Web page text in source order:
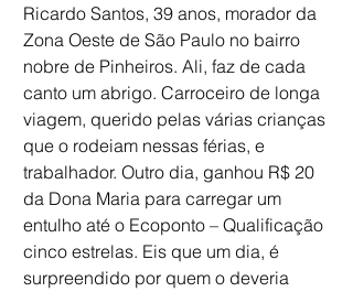
Ricardo Santos, 39 anos, morador da
Zona Oeste de São Paulo no bairro
nobre de Pinheiros. Ali, faz de cada
canto um abrigo. Carroceiro de longa
viagem, querido pelas várias crianças
que o rodeiam nessas férias, e
trabalhador. Outro dia, ganhou R$ 20
da Dona Maria para carregar um
entulho até o Ecoponto – Qualificação
cinco estrelas. Eis que um dia, é
surpreendido por quem o deveria